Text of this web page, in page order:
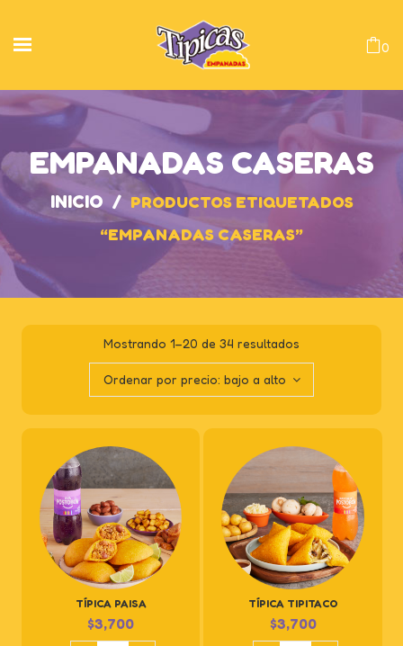
0
EMPANADAS CASERAS
INICIO / PRODUCTOS ETIQUETADOS
“EMPANADAS CASERAS”
Mostrando 1–20 de 34 resultados
Ordenar por precio: bajo a alto
TÍPICA PAISA
$3,700
TÍPICA TIPITACO
$3,700